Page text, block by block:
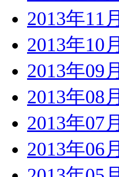
2013年11月
2013年10月
2013年09月
2013年08月
2013年07月
2013年06月